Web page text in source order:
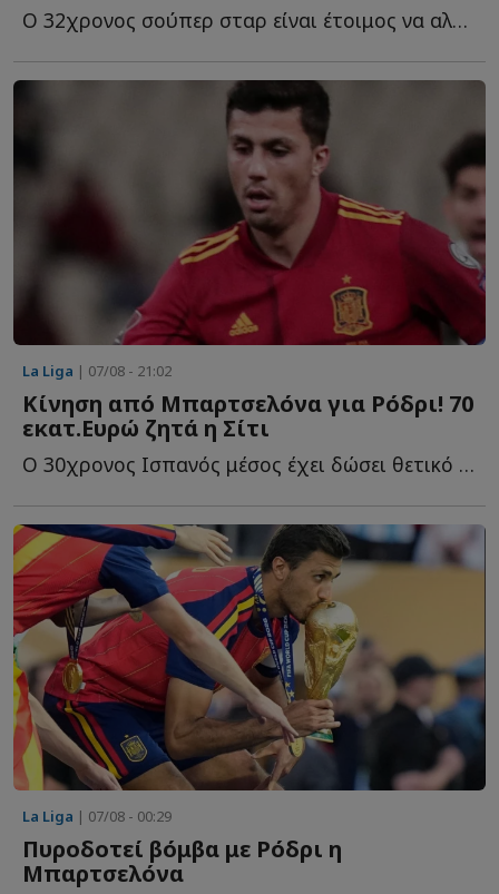
Ο 32χρονος σούπερ σταρ είναι έτοιμος να αλλάξει ξανά φ...
La Liga | 07/08 - 21:02
Κίνηση από Μπαρτσελόνα για Ρόδρι! 70
εκατ.Ευρώ ζητά η Σίτι
Ο 30χρονος Ισπανός μέσος έχει δώσει θετικό μήνυμα στους Κ...
La Liga | 07/08 - 00:29
Πυροδοτεί βόμβα με Ρόδρι η
Μπαρτσελόνα